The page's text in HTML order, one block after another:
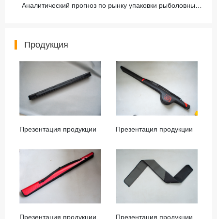
Продукция
Презентация продукции Презентация продукции
Презентация продукции Презентация продукции